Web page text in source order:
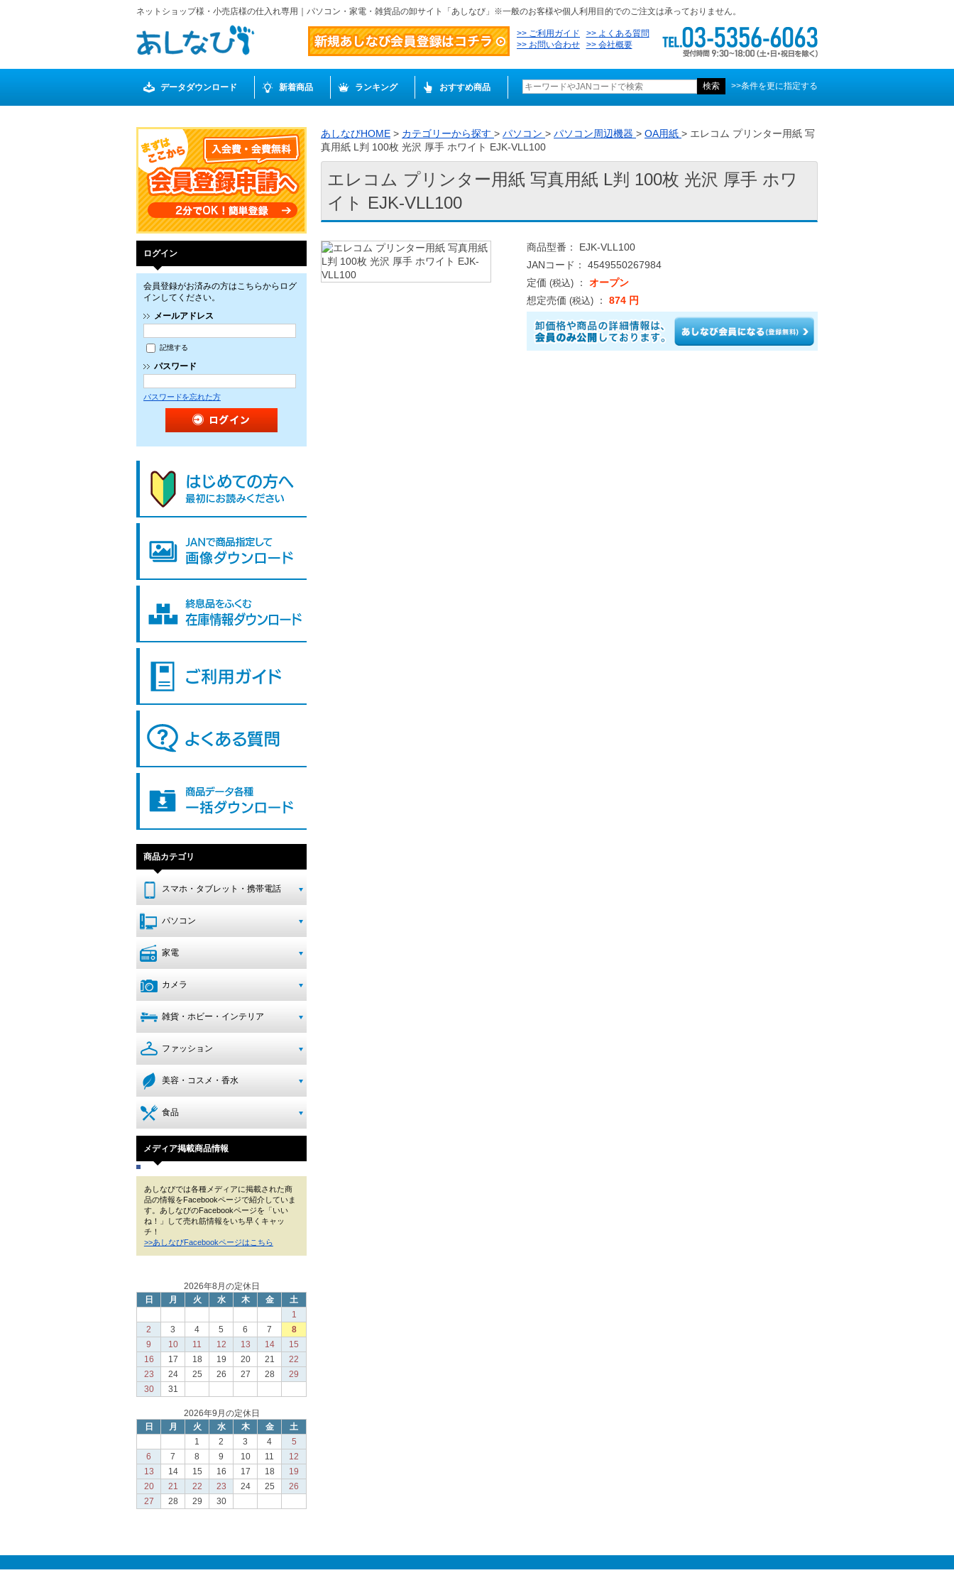
ネットショップ様・小売店様の仕入れ専用｜パソコン・家電・雑貨品の卸サイト「あしなび」※一般のお客様や個人利用目的でのご注文は承っておりません。
ご利用ガイド
よくある質問
お問い合わせ
会社概要
データダウンロード 新着商品 ランキング おすすめ商品 >>条件を更に指定する
ログイン
会員登録がお済みの方はこちらからログ
インしてください。
メールアドレス
記憶する
パスワード
パスワードを忘れた方
商品カテゴリ
スマホ・タブレット・携帯電話
パソコン
家電
カメラ
雑貨・ホビー・インテリア
ファッション
美容・コスメ・香水
食品
メディア掲載商品情報
あしなびでは各種メディアに掲載された商
品の情報をFacebookページで紹介していま
す。あしなびのFacebookページを「いい
ね！」して売れ筋情報をいち早くキャッ
チ！
>>あしなびFacebookページはこちら
2026年8月の定休日
日
月 火 水 木 金
土
1
2
3 4 5 6 7
8
9
10 11 12 13 14
15
16
17 18 19 20 21
22
23
24 25 26 27 28
29
30
31
2026年9月の定休日
日
月 火 水 木 金
土
1
2 3 4
5
6
7 8 9 10 11
12
13
14 15 16 17 18
19
20
21 22 23 24 25
26
27
28 29 30
あしなびHOME > カテゴリーから探す > パソコン > パソコン周辺機器 > OA用紙 > エレコム プリンター用紙 写
真用紙 L判 100枚 光沢 厚手 ホワイト EJK-VLL100
エレコム プリンター用紙 写真用紙 L判 100枚 光沢 厚手 ホワ
イト EJK-VLL100
商品型番： EJK-VLL100
JANコード： 4549550267984
定価 (税込) ： オープン
想定売価 (税込) ： 874 円